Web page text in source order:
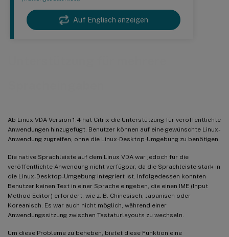
Auf Englisch anzeigen
Ab Linux VDA Version 1.4 hat Citrix die Unterstützung für veröffentlichte
Anwendungen hinzugefügt. Benutzer können auf eine gewünschte Linux-
Anwendung zugreifen, ohne die Linux-Desktop-Umgebung zu benötigen.
Die native Sprachleiste auf dem Linux VDA war jedoch für die
veröffentlichte Anwendung nicht verfügbar, da die Sprachleiste stark in
die Linux-Desktop-Umgebung integriert ist. Infolgedessen konnten
Benutzer keinen Text in einer Sprache eingeben, die einen IME (Input
Method Editor) erfordert, wie z. B. Chinesisch, Japanisch oder
Koreanisch. Es war auch nicht möglich, während einer
Anwendungssitzung zwischen Tastaturlayouts zu wechseln.
Um diese Probleme zu beheben, bietet diese Funktion eine